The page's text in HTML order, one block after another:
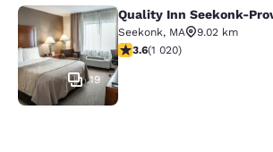
Quality Inn Seekonk-
19
Quality Inn Seekonk-
Seekonk, MA
9.02 km
3.56 étoiles. Bien. 1020
3.6(1 020)